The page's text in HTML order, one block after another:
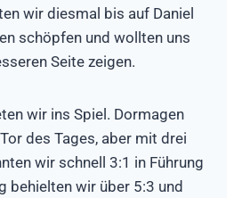
wir diesmal bis auf Daniel
schöpfen und wollten uns
Seite zeigen.
wir ins Spiel. Dormagen
des Tages, aber mit drei
wir schnell 3:1 in Führung
behielten wir über 5:3 und